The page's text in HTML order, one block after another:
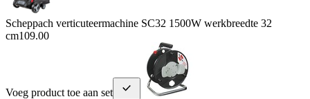
Scheppach verticuteermachine SC32 1500W werkbreedte 32
cm109.00
Voeg product toe aan set